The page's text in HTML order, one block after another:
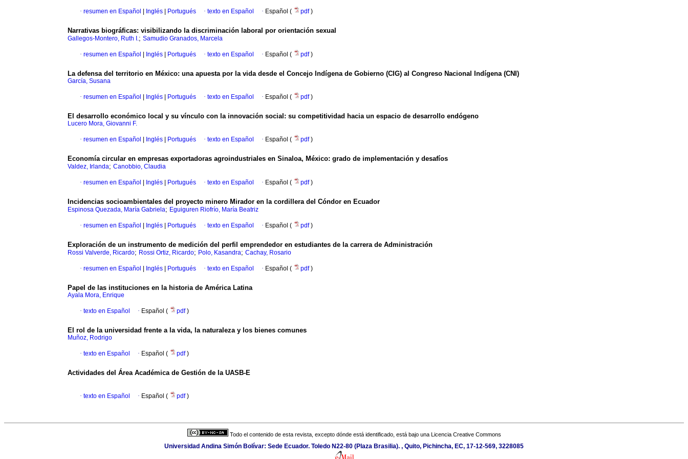
· resumen en Español Inglés Portugués · texto en Español · Español ( pdf)
Narrativas biográficas: visibilizando la discriminación laboral por orientación sexual
Gallegos-Montero, Ruth I.; Samudio Granados, Marcela
· resumen en Español Inglés Portugués · texto en Español · Español ( pdf)
La defensa del territorio en México: una apuesta por la vida desde el Concejo Indígena de Gobierno (CIG) al Congreso Nacional Indígena (CNI)
García, Susana
· resumen en Español Inglés Portugués · texto en Español · Español ( pdf)
El desarrollo económico local y su vínculo con la innovación social: su competitividad hacia un espacio de desarrollo endógeno
Lucero Mora, Giovanni F.
· resumen en Español Inglés Portugués · texto en Español · Español ( pdf)
Economía circular en empresas exportadoras agroindustriales en Sinaloa, México: grado de implementación y desafíos
Valdez, Irlanda; Canobbio, Claudia
· resumen en Español Inglés Portugués · texto en Español · Español ( pdf)
Incidencias socioambientales del proyecto minero Mirador en la cordillera del Cóndor en Ecuador
Espinosa Quezada, María Gabriela; Eguiguren Riofrío, María Beatriz
· resumen en Español Inglés Portugués · texto en Español · Español ( pdf)
Exploración de un instrumento de medición del perfil emprendedor en estudiantes de la carrera de Administración
Rossi Valverde, Ricardo; Rossi Ortiz, Ricardo; Polo, Kasandra; Cachay, Rosario
· resumen en Español Inglés Portugués · texto en Español · Español ( pdf)
Papel de las instituciones en la historia de América Latina
Ayala Mora, Enrique
· texto en Español · Español ( pdf)
El rol de la universidad frente a la vida, la naturaleza y los bienes comunes
Muñoz, Rodrigo
· texto en Español · Español ( pdf)
Actividades del Área Académica de Gestión de la UASB-E
· texto en Español · Español ( pdf)
Todo el contenido de esta revista, excepto dónde está identificado, está bajo una Licencia Creative Commons
Universidad Andina Simón Bolívar: Sede Ecuador. Toledo N22-80 (Plaza Brasilia). , Quito, Pichincha, EC, 17-12-569, 3228085